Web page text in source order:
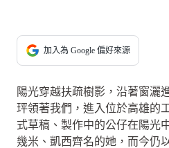
加入為 Google 偏好來源
陽光穿越扶疏樹影，沿著窗灑
玶領著我們，進入位於高雄的
式草稿、製作中的公仔在陽光
幾米、凱西齊名的她，而今仍